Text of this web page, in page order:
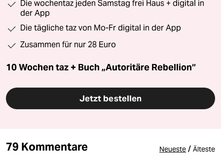
Die wochentaz jeden Samstag frei Haus + digital in
der App
Die tägliche taz von Mo-Fr digital in der App
Zusammen für nur 28 Euro
10 Wochen taz + Buch „Autoritäre Rebellion“
Jetzt bestellen
79 Kommentare Neueste / Älteste